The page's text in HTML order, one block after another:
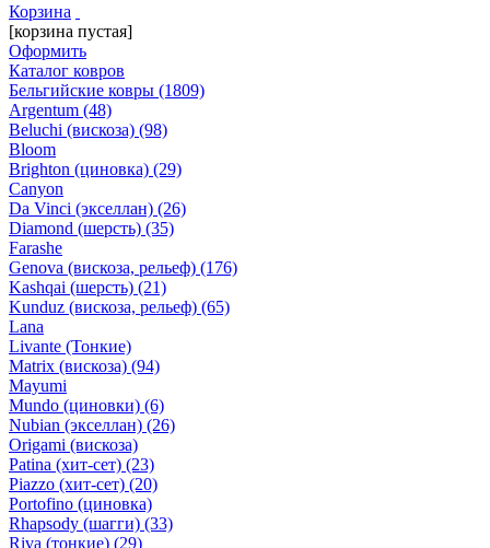
Корзина
[корзина пустая]
Оформить
Каталог ковров
Бельгийские ковры (1809)
Argentum (48)
Beluchi (вискоза) (98)
Bloom
Brighton (циновка) (29)
Canyon
Da Vinci (экселлан) (26)
Diamond (шерсть) (35)
Farashe
Genova (вискоза, рельеф) (176)
Kashqai (шерсть) (21)
Kunduz (вискоза, рельеф) (65)
Lana
Livante (Тонкие)
Matrix (вискоза) (94)
Mayumi
Mundo (циновки) (6)
Nubian (экселлан) (26)
Origami (вискоза)
Patina (хит-сет) (23)
Piazzo (хит-сет) (20)
Portofino (циновка)
Rhapsody (шагги) (33)
Riva (тонкие) (29)